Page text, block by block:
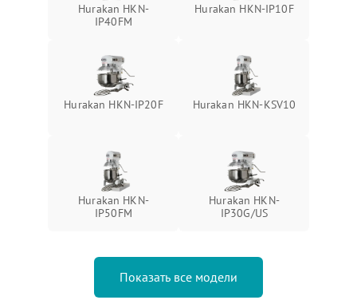
Hurakan HKN-
IP40FM
Hurakan HKN-IP10F
Hurakan HKN-IP20F Hurakan HKN-KSV10
Hurakan HKN-
IP50FM
Hurakan HKN-
IP30G/US
Показать все модели